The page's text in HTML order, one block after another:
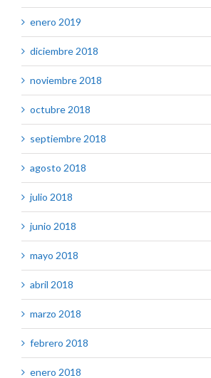
enero 2019
diciembre 2018
noviembre 2018
octubre 2018
septiembre 2018
agosto 2018
julio 2018
junio 2018
mayo 2018
abril 2018
marzo 2018
febrero 2018
enero 2018